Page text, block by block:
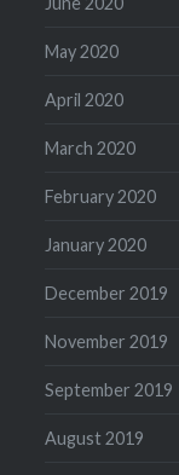
May 2020
April 2020
March 2020
February 2020
January 2020
December 2019
November 2019
September 2019
August 2019